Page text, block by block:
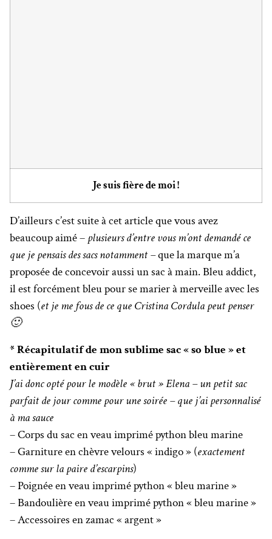
Je suis fière de moi !
D’ailleurs c’est suite à cet article que vous avez
beaucoup aimé – plusieurs d’entre vous m’ont demandé ce
que je pensais des sacs notamment –que la marque m’a
proposée de concevoir aussi un sac à main. Bleu addict,
il est forcément bleu pour se marier à merveille avec les
shoes (et je me fous de ce que Cristina Cordula peut penser
🙂
* Récapitulatif de mon sublime sac « so blue » et
entièrement en cuir
J’ai donc opté pour le modèle « brut » Elena – un petit sac
parfait de jour comme pour une soirée – que j’ai personnalisé
à ma sauce
– Corps du sac en veau imprimé python bleu marine
– Garniture en chèvre velours « indigo » (exactement
comme sur la paire d’escarpins)
– Poignée en veau imprimé python « bleu marine »
– Bandoulière en veau imprimé python « bleu marine »
– Accessoires en zamac « argent »